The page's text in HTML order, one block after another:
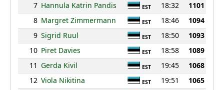
7 Hannula Katrin Pandis EST 18:32
1101
8 Margret Zimmermann EST 18:46
1094
9 Sigrid Ruul EST 18:50
1093
10 Piret Davies EST 18:58
1089
11 Gerda Kivil EST 19:45
1068
12 Viola Nikitina EST 19:51
1065